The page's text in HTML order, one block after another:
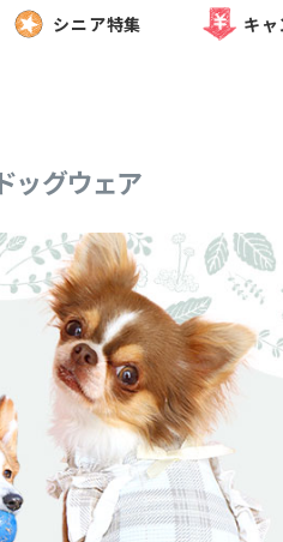
シニア特集 キャ
ッグウェア